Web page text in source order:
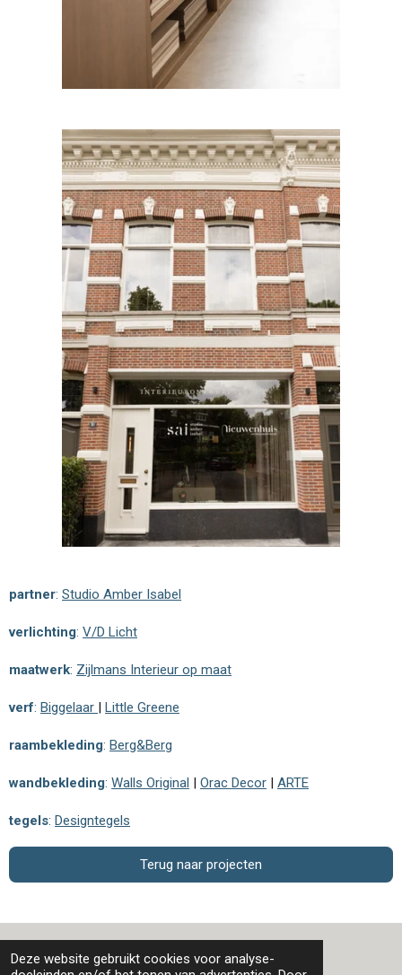
Deze website gebruikt cookies voor analyse-
partner: Studio Amber Isabel
verlichting: V/D Licht
maatwerk: Zijlmans Interieur op maat
verf: Biggelaar Little Greene
raambekleding: Berg&Berg
wandbekleding: Walls Original Orac Decor ARTE
tegels: Designtegels
Terug naar projecten
Algemene voorwaarden Privacyverklaring